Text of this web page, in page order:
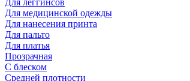
Для леггинсов
Для медицинской одежды
Для нанесения принта
Для пальто
Для платья
Прозрачная
С блеском
Средней плотности